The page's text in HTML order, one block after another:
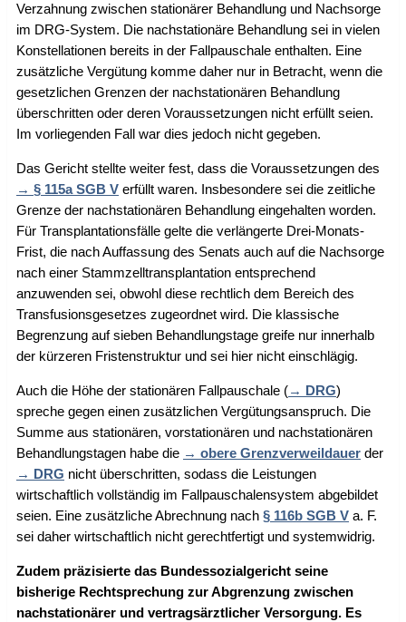
Verzahnung zwischen stationärer Behandlung und Nachsorge
im DRG-System. Die nachstationäre Behandlung sei in vielen
Konstellationen bereits in der Fallpauschale enthalten. Eine
zusätzliche Vergütung komme daher nur in Betracht, wenn die
gesetzlichen Grenzen der nachstationären Behandlung
überschritten oder deren Voraussetzungen nicht erfüllt seien.
Im vorliegenden Fall war dies jedoch nicht gegeben.
Das Gericht stellte weiter fest, dass die Voraussetzungen des
§ 115a SGB V erfüllt waren. Insbesondere sei die zeitliche
Grenze der nachstationären Behandlung eingehalten worden.
Für Transplantationsfälle gelte die verlängerte Drei-Monats-
Frist, die nach Auffassung des Senats auch auf die Nachsorge
nach einer Stammzelltransplantation entsprechend
anzuwenden sei, obwohl diese rechtlich dem Bereich des
Transfusionsgesetzes zugeordnet wird. Die klassische
Begrenzung auf sieben Behandlungstage greife nur innerhalb
der kürzeren Fristenstruktur und sei hier nicht einschlägig.
Auch die Höhe der stationären Fallpauschale ( DRG)
spreche gegen einen zusätzlichen Vergütungsanspruch. Die
Summe aus stationären, vorstationären und nachstationären
Behandlungstagen habe die
obere Grenzverweildauer der
DRG nicht überschritten, sodass die Leistungen
wirtschaftlich vollständig im Fallpauschalensystem abgebildet
seien. Eine zusätzliche Abrechnung nach § 116b SGB V a. F.
sei daher wirtschaftlich nicht gerechtfertigt und systemwidrig.
Zudem präzisierte das Bundessozialgericht seine
bisherige Rechtsprechung zur Abgrenzung zwischen
nachstationärer und vertragsärztlicher Versorgung. Es